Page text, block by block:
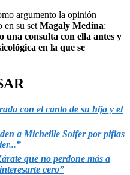
argumento la opinión
en su set Magaly Medina:
consulta con ella antes y
en la que se
con el canto de su hija y el
a Micheille Soifer por pifias
que no perdone más a
cero”